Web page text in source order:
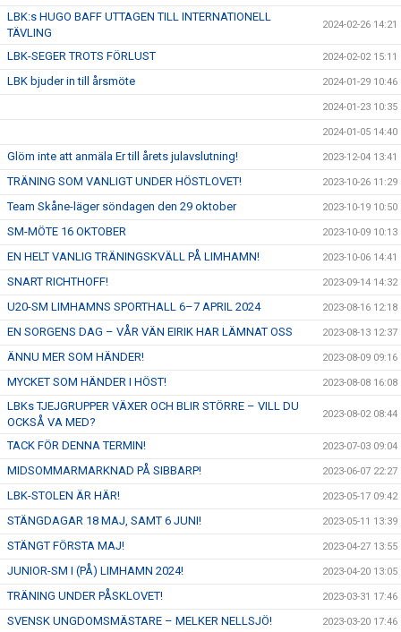
LBK:s HUGO BAFF UTTAGEN TILL INTERNATIONELL
TÄVLING
2024-02-26 14:21
LBK-SEGER TROTS FÖRLUST 2024-02-02 15:11
LBK bjuder in till årsmöte 2024-01-29 10:46
2024-01-23 10:35
2024-01-05 14:40
Glöm inte att anmäla Er till årets julavslutning! 2023-12-04 13:41
TRÄNING SOM VANLIGT UNDER HÖSTLOVET! 2023-10-26 11:29
Team Skåne-läger söndagen den 29 oktober 2023-10-19 10:50
SM-MÖTE 16 OKTOBER 2023-10-09 10:13
EN HELT VANLIG TRÄNINGSKVÄLL PÅ LIMHAMN! 2023-10-06 14:41
SNART RICHTHOFF! 2023-09-14 14:32
U20-SM LIMHAMNS SPORTHALL 6–7 APRIL 2024 2023-08-16 12:18
EN SORGENS DAG – VÅR VÄN EIRIK HAR LÄMNAT OSS 2023-08-13 12:37
ÄNNU MER SOM HÄNDER! 2023-08-09 09:16
MYCKET SOM HÄNDER I HÖST! 2023-08-08 16:08
LBKs TJEJGRUPPER VÄXER OCH BLIR STÖRRE – VILL DU
OCKSÅ VA MED?
2023-08-02 08:44
TACK FÖR DENNA TERMIN! 2023-07-03 09:04
MIDSOMMARMARKNAD PÅ SIBBARP! 2023-06-07 22:27
LBK-STOLEN ÄR HÄR! 2023-05-17 09:42
STÄNGDAGAR 18 MAJ, SAMT 6 JUNI! 2023-05-11 13:39
STÄNGT FÖRSTA MAJ! 2023-04-27 13:55
JUNIOR-SM I (PÅ) LIMHAMN 2024! 2023-04-20 13:05
TRÄNING UNDER PÅSKLOVET! 2023-03-31 17:46
SVENSK UNGDOMSMÄSTARE – MELKER NELLSJÖ! 2023-03-20 17:46